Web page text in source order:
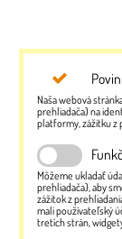
Naša webová
prehliadača) na
platformy, zážitku z
Môžeme ukladať
prehliadača), aby
zážitok z
mali používateľský
tretích strán,